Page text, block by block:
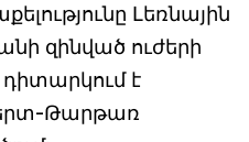
Լեռնային
զինված ուժերի
է
Թարթառ